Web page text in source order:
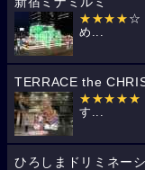
★★★★ ☆
め...
TERRACE the
★★★★★
す...
ひろしまドリミネー